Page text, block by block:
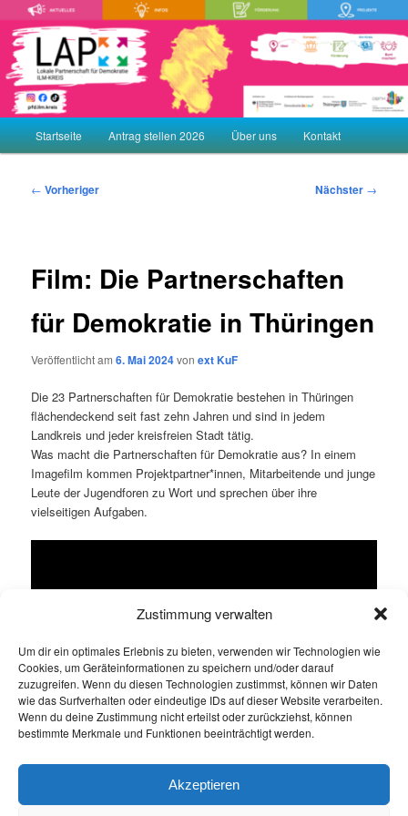
Zustimmung verwalten
Um dir ein optimales Erlebnis zu bieten, verwenden wir Technologien wie
Cookies, um Geräteinformationen zu speichern und/oder darauf
zuzugreifen. Wenn du diesen Technologien zustimmst, können wir Daten
wie das Surfverhalten oder eindeutige IDs auf dieser Website verarbeiten.
Wenn du deine Zustimmung nicht erteilst oder zurückziehst, können
bestimmte Merkmale und Funktionen beeinträchtigt werden.
Akzeptieren
primären
Inhalt
springenLAP – Lokale Partnerschaft für
Demokratie ILM-KREIS
Demokratie leben! Aktiv gegen Rechtsextremismus, Gewalt und
Menschenfeindlichkeit
HauptmenüStartseite Antrag stellen 2026 Über uns Kontakt
Beitragsnavigation
← Vorheriger Nächster →
Film: Die Partnerschaften
für Demokratie in Thüringen
Veröffentlicht am6. Mai 2024vonext KuF
Die 23 Partnerschaften für Demokratie bestehen in Thüringen
flächendeckend seit fast zehn Jahren und sind in jedem
Landkreis und jeder kreisfreien Stadt tätig.
Was macht die Partnerschaften für Demokratie aus? In einem
Imagefilm kommen Projektpartner*innen, Mitarbeitende und junge
Leute der Jugendforen zu Wort und sprechen über ihre
vielseitigen Aufgaben.
ext KuFunterAllgemein
Setze ein Lesezeichen für denPermalink.